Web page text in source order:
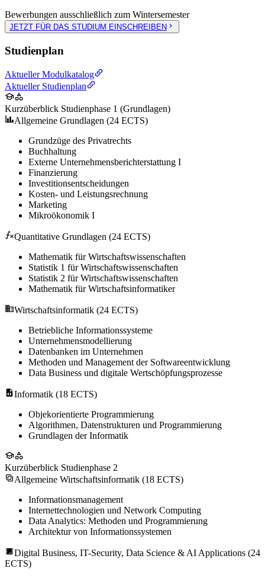
Bewerbungen ausschließlich zum Wintersemester
JETZT FÜR DAS STUDIUM EINSCHREIBEN
Studienplan
Aktueller Modulkatalog
Aktueller Studienplan
Kurzüberblick Studienphase 1 (Grundlagen)
Allgemeine Grundlagen (24 ECTS)
Grundzüge des Privatrechts
Buchhaltung
Externe Unternehmensberichterstattung I
Finanzierung
Investitionsentscheidungen
Kosten- und Leistungsrechnung
Marketing
Mikroökonomik I
Quantitative Grundlagen (24 ECTS)
Mathematik für Wirtschaftswissenschaften
Statistik 1 für Wirtschaftswissenschaften
Statistik 2 für Wirtschaftswissenschaften
Mathematik für Wirtschaftsinformatiker
Wirtschaftsinformatik (24 ECTS)
Betriebliche Informationssysteme
Unternehmensmodellierung
Datenbanken im Unternehmen
Methoden und Management der Softwareentwicklung
Data Business und digitale Wertschöpfungsprozesse
Informatik (18 ECTS)
Objekorientierte Programmierung
Algorithmen, Datenstrukturen und Programmierung
Grundlagen der Informatik
Kurzüberblick Studienphase 2
Allgemeine Wirtschaftsinformatik (18 ECTS)
Informationsmanagement
Internettechnologien und Network Computing
Data Analytics: Methoden und Programmierung
Architektur von Informationssystemen
Digital Business, IT-Security, Data Science & AI Applications (24
ECTS)